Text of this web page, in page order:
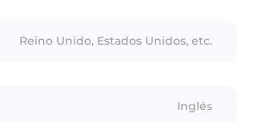
noticias de juegos y otros contenidos.
Reino Unido, Estados Unidos, etc.
Inglés